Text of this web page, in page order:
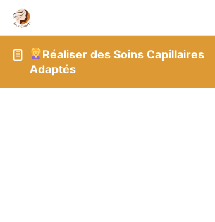
Réaliser des Soins Capillaires
Adaptés